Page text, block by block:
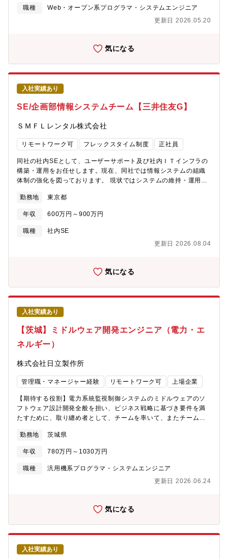
は、PLCを中心とした制御機器の技術開発を担う部門であり、20
代を中心とする10名弱の若いチームです。特に、生成AI、仮想化
心理的安全性の高い職場を目指しています。・20代を中心とした
あり）。・業務状況に応じたメリハリのある働き方、性別に関係
ジションの魅力】■世界・日本の製造業をより良くする、に貢献で
不足・生産性向上など）の解決に貢献できます。■技術的挑戦と最
ト・マルチエージェントなど、現在注目されている技術に挑戦で
スキルアップを図ることができます。■キャリアと成長の機会があ
ります・技術志向の若手メンバーと共にご自身のキャリア形成・
成長の機会を得ることができます。【求める人物像】■チームワー
キングに喜びを感じる方■新しい技術に興味を持ち、チャレンジし
ドの仕組みを提供していきます。複数のチームがクライアントの
して徐々に業務に慣れて頂きながら、多様なプロジェクトを経験
CASEのトレンドに代表されるように大変革期にあり、モビリティ
サービスカンパニーへの変革、顧客を中心としたリアルとバーチ
ャルの融合等の顧客経営課題に対し、デザインから実装、成果創
出までEnd to Endでチャレンジが出来る職務になります。また、
技術的にもAI、ビッグデータ解析、パブリッククラウド、最新デ
ジタルソリューションの活用、アジャイルプロジェクトの実行
等、新しい領域へのチャレンジも可能です。【参考情報】
https://www.nttdata.com/jp/ja/industries/mobility/https://mis-
mobility.nttdata.com/https://www.nttdata.com/global/ja/recruit/
【PJT事例】日産自動車様LINE×AIチャットボットによるスマホか
らの試乗予約https://www.nttdata.com/jp/ja/case/2019/012801/
【組織情報】製造業向けのプロジェクトを主導するシステムイン
テグレーション事業本部内において、大手自動車メーカー、Tier1
メーカー等をクライアントとしている事業部になります。また、
NTTデータグループ内で自動車業界向けビジネスを展開するグル
定残業時間】通常20～30時間程度だが、繁忙期は50時間程度【出
職種
Web・オープン系プログラマ・システムエンジニア
更新日 2026.05.20
気になる
入社実績あり
SE/企画部情報システムチーム【三井住友G】
ＳＭＦＬレンタル株式会社
リモートワーク可 フレックスタイム制度 正社員
同社の社内SEとして、ユーザーサポート及び社内ＩＴインフラの
構築・運用をお任せします。現在、同社では情報システムの組織
体制の強化を図っております。 現状ではシステムの維持・運用に
ュリティ導入を行っていける体制を構築していくために募集を行
う形となりました。■業務内容詳細・基幹システム、情報系システ
ムの企画、開発、管理、運用・社内OA システム(AD サーバ、フ
ァイルサーバ、メールサーバ、ワークフロー等)の開発、管理、運
ム予算管理・システムリスク管理・プロジェクト管理・ベンダー
ます。ネットワークの設計構築についてはベンダーへお願いをし
ている環境です。【開発環境】OS：Windows10、Windows
ServerWEB：WebLogic、IIS仮想化：Citrix、Windows Virtual
DesktopDB：OracleOS：Windows, Windows 10, Windows
Serverその他：MS３６５,Sales Forceユーザー数：約350サーバ
ー台数：約10台■組織構成・就業環境・魅力：企画部情報システム
チームへの配属となり、部長を含め4名の体制です。月平均の残業
は20～25H程度、プライベートとのメリハリをつけながら、おち
ついた雰囲気の中で長期的に就業いただけます。少人数の体制で
の影響・ユーザーの業務サポートが出来る手ごたえを感じられる
環境です。■キャリアパス：マネジメント、スペシャリストいずれ
のキャリア形成もできる環境が整っております。評価制度も整っ
勤務地 東京都
年収 600万円～900万円
職種
社内SE
更新日 2026.08.04
気になる
入社実績あり
【茨城】ミドルウェア開発エンジニア（電力・エ
ネルギー）
株式会社日立製作所
管理職・マネージャー経験 リモートワーク可 上場企業
【期待する役割】電力系統監視制御システムのミドルウェアのソ
フトウェア設計開発全般を担い、ビジネス戦略に基づき要件を満
たすために、取り纏め者として、チームを率いて、またチーム間
し、ミドルウェアを導入した電力系統監視制御システムの価値提
供に対して責任を負う。ハードウェア、ソフトウェア(オペレーテ
ィングシステムを含む)、ネットワークなど情報通信分野について
の一般的な知識を活用する。所属する組織の方針に基づき、開発
行う。【職務詳細】電力系統監視制御システムのミドルウェアに
な原因、障壁、関連する問題を特定する。・イノベーション戦
略、パイプライン、ロードマップを形成する可能性がある、イノ
ベーションビジネスケースのプロトタイプを作成するための手段
(アイデア、ソリューションなど。内製と外製の判断を含む) を提
供する。・変更や改善が必要な領域を分析し特定することで、既
存のソフトウェア開発と新規のソフトウェア開発に貢献する。・
勤務地 茨城県
年収 780万円～1030万円
職種
汎用機系プログラマ・システムエンジニア
更新日 2026.06.24
気になる
入社実績あり